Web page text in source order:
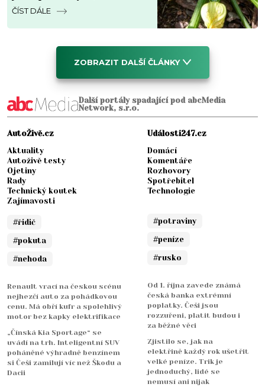
zdvojnásobí
ČÍST DÁLE
ZOBRAZIT DALŠÍ ČLÁNKY
Další portály spadající pod abcMedia
Network, s.r.o.
AutoŽivě.cz
Aktuality
Autoživě testy
Ojetiny
Rady
Technický koutek
Zajímavosti
#řidič
#pokuta
#nehoda
Renault vrací na českou scénu
nejhezčí auto za pohádkovou
cenu. Má obří kufr a spolehlivý
motor bez kapky elektrifikace
„Čínská Kia Sportage“ se
uvádí na trh. Inteligentní SUV
poháněné výhradně benzínem
si Češi zamilují víc než Škodu a
Dacii
Události247.cz
Domácí
Komentáře
Rozhovory
Spotřebitel
Technologie
#potraviny
#peníze
#rusko
Od 1. října zavede známá
česká banka extrémní
poplatky. Češi jsou
rozzuřeni, platit budou i
za běžné věci
Zjistilo se, jak na
elektřině každý rok ušetřit
velké peníze. Trik je
jednoduchý, lidé se
nemusí ani nijak